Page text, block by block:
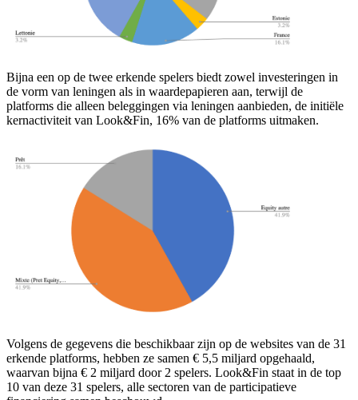
Bijna een op de twee erkende spelers biedt zowel investeringen in
de vorm van leningen als in waardepapieren aan, terwijl de
platforms die alleen beleggingen via leningen aanbieden, de initiële
kernactiviteit van Look&Fin, 16% van de platforms uitmaken.
Volgens de gegevens die beschikbaar zijn op de websites van de 31
erkende platforms, hebben ze samen € 5,5 miljard opgehaald,
waarvan bijna € 2 miljard door 2 spelers. Look&Fin staat in de top
10 van deze 31 spelers, alle sectoren van de participatieve